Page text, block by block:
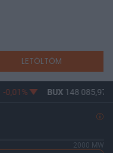
LETÖLTÖM
-0,01% BUX148 085,97
2000 MW